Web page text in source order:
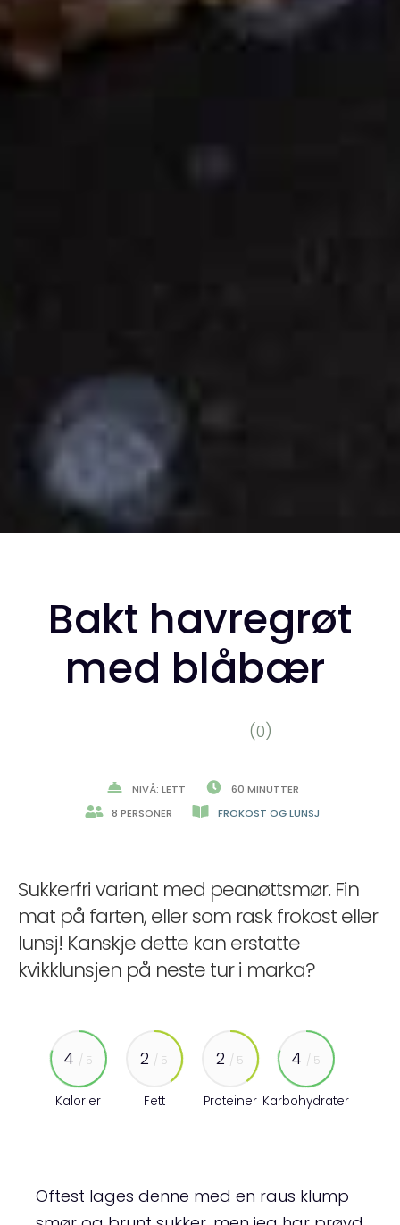
Bakt havregrøt
med blåbær
(0)
NIVÅ: LETT
60 MINUTTER
8 PERSONER
FROKOST OG LUNSJ
Sukkerfri variant med peanøttsmør. Fin
mat på farten, eller som rask frokost eller
lunsj! Kanskje dette kan erstatte
kvikklunsjen på neste tur i marka?
4 / 5
Kalorier
2 / 5
Fett
2 / 5
Proteiner
4 / 5
Karbohydrater
Oftest lages denne med en raus klump